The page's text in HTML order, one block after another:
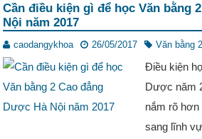
Cần điều kiện gì để học Văn bằng
Nội năm 2017
caodangykhoa 26/05/2017 Văn bằng
Điều kiện
Dược năm
nắm rõ
sang lĩnh